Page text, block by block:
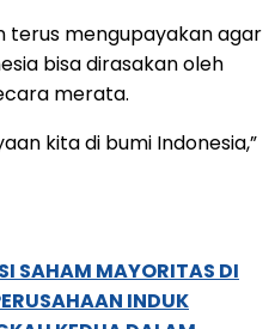
terus mengupayakan agar
bisa dirasakan oleh
merata.
kita di bumi Indonesia,”
SAHAM MAYORITAS DI
INDUK